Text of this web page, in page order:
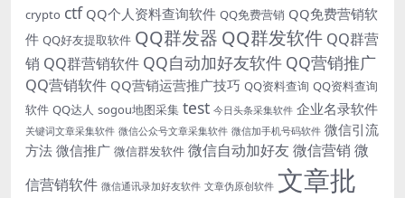
crypto ctf QQ个人资料查询软件 QQ免费营销 QQ免费营销软
件 QQ好友提取软件 QQ群发器 QQ群发软件 QQ群营
销 QQ群营销软件 QQ自动加好友软件 QQ营销推广
QQ营销软件 QQ营销运营推广技巧 QQ资料查询 QQ资料查询
软件 QQ达人 sogou地图采集 test 今日头条采集软件 企业名录软件
关键词文章采集软件 微信公众号文章采集软件 微信加手机号码软件 微信引流
方法 微信推广 微信群发软件 微信自动加好友 微信营销 微
信营销软件 微信通讯录加好友软件 文章伪原创软件 文章批